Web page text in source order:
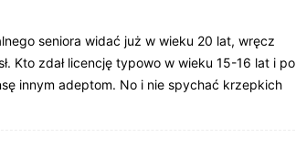
seniora widać już w wieku 20 lat, wręcz
Kto zdał licencję typowo w wieku 15-16 lat i po
innym adeptom. No i nie spychać krzepkich